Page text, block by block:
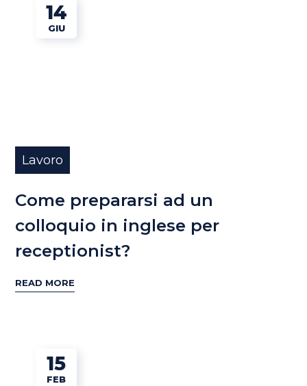
14
GIU
Lavoro
Come prepararsi ad un
colloquio in inglese per
receptionist?
READ MORE
15
FEB